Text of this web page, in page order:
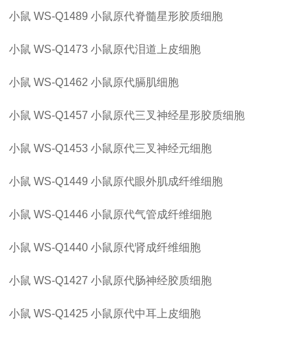
小鼠 WS-Q1489 小鼠原代脊髓星形胶质细胞
小鼠 WS-Q1473 小鼠原代泪道上皮细胞
小鼠 WS-Q1462 小鼠原代膈肌细胞
小鼠 WS-Q1457 小鼠原代三叉神经星形胶质细胞
小鼠 WS-Q1453 小鼠原代三叉神经元细胞
小鼠 WS-Q1449 小鼠原代眼外肌成纤维细胞
小鼠 WS-Q1446 小鼠原代气管成纤维细胞
小鼠 WS-Q1440 小鼠原代肾成纤维细胞
小鼠 WS-Q1427 小鼠原代肠神经胶质细胞
小鼠 WS-Q1425 小鼠原代中耳上皮细胞